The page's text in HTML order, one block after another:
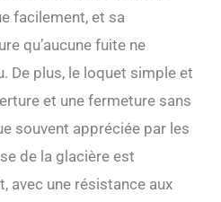
facilement, et sa
qu’aucune fuite ne
De plus, le loquet simple et
et une fermeture sans
souvent appréciée par les
de la glacière est
avec une résistance aux